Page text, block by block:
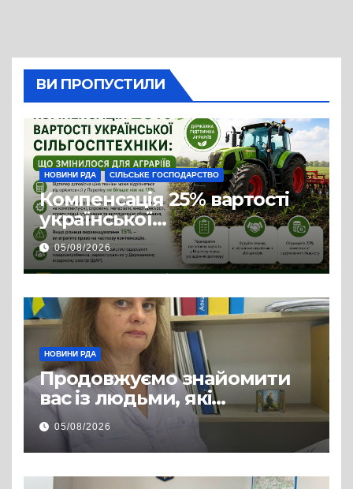
ВИ ПРОПУСТИЛИ
НОВИНИ РДА СІЛЬСЬКЕ ГОСПОДАРСТВО
Компенсація 25% вартості
української
сільгосптехніки: що
змінилося для аграріїв
05/08/2026
НОВИНИ РДА
Продовжуємо знайомити
вас із людьми, які
допомагають нашим
захисникам і захисницям
повертатися до цивільного
життя
05/08/2026